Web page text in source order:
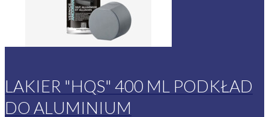
LAKIER "HQS" 400 ML PODKŁAD
DO ALUMINIUM